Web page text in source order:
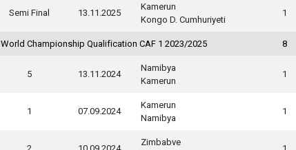
Semi Final 13.11.2025
Kamerun
Kongo D. Cumhuriyeti
1
World Championship Qualification CAF 1 2023/2025 8
5 13.11.2024
Namibya
Kamerun
1
1 07.09.2024
Kamerun
Namibya
1
Zimbabve